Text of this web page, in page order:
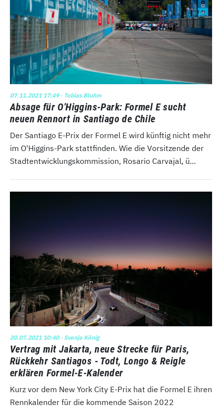
07.11.2021 17:49· Tobias Bluhm
Absage für O'Higgins-Park: Formel E sucht
neuen Rennort in Santiago de Chile
Der Santiago E-Prix der Formel E wird künftig nicht mehr
im O'Higgins-Park stattfinden. Wie die Vorsitzende der
Stadtentwicklungskommission, Rosario Carvajal, ü...
20.07.2021 10:40· Svenja König
Vertrag mit Jakarta, neue Strecke für Paris,
Rückkehr Santiagos - Todt, Longo & Reigle
erklären Formel-E-Kalender
Kurz vor dem New York City E-Prix hat die Formel E ihren
Rennkalender für die kommende Saison 2022